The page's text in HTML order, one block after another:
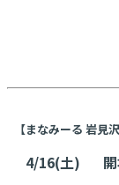
【まなみーる 岩見
4/16(土)